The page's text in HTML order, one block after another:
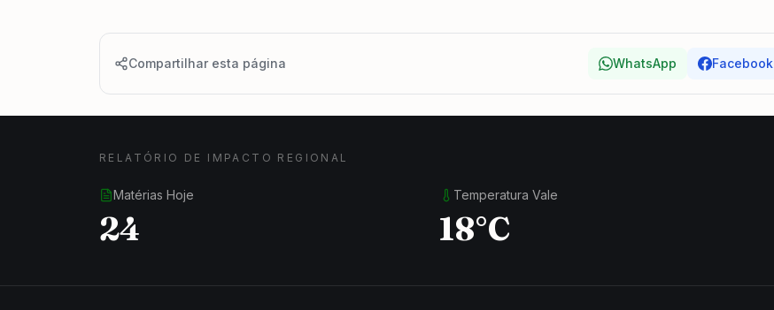
Compartilhar esta página WhatsApp Facebook
RELATÓRIO DE IMPACTO REGIONAL
Matérias Hoje
24
Temperatura Vale
18°C